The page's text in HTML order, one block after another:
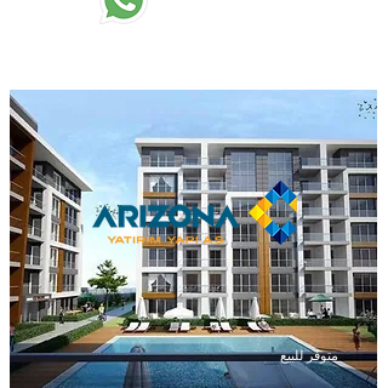
متوفر للبيع